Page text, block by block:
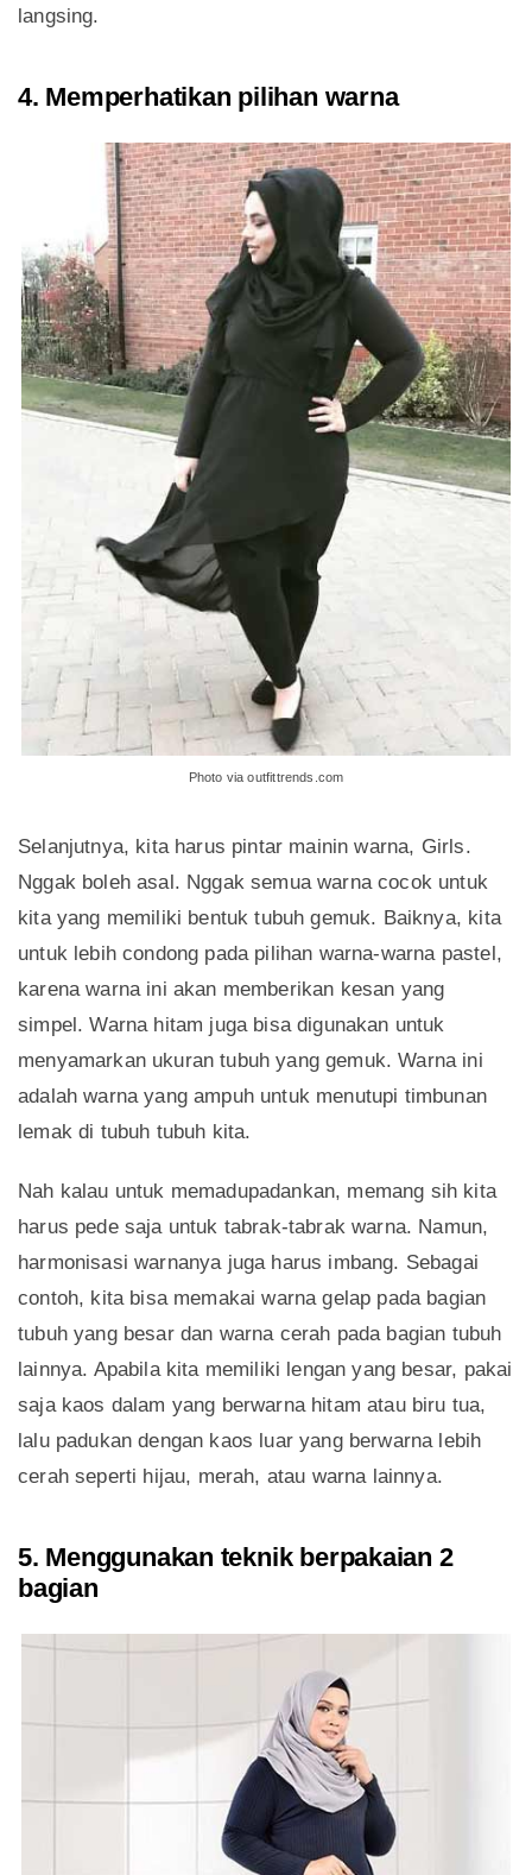
langsing.
4. Memperhatikan pilihan warna
Photo via outfittrends.com
Selanjutnya, kita harus pintar mainin warna, Girls.
Nggak boleh asal. Nggak semua warna cocok untuk
kita yang memiliki bentuk tubuh gemuk. Baiknya, kita
untuk lebih condong pada pilihan warna-warna pastel,
karena warna ini akan memberikan kesan yang
simpel. Warna hitam juga bisa digunakan untuk
menyamarkan ukuran tubuh yang gemuk. Warna ini
adalah warna yang ampuh untuk menutupi timbunan
lemak di tubuh tubuh kita.
Nah kalau untuk memadupadankan, memang sih kita
harus pede saja untuk tabrak-tabrak warna. Namun,
harmonisasi warnanya juga harus imbang. Sebagai
contoh, kita bisa memakai warna gelap pada bagian
tubuh yang besar dan warna cerah pada bagian tubuh
lainnya. Apabila kita memiliki lengan yang besar, pakai
saja kaos dalam yang berwarna hitam atau biru tua,
lalu padukan dengan kaos luar yang berwarna lebih
cerah seperti hijau, merah, atau warna lainnya.
5. Menggunakan teknik berpakaian 2
bagian